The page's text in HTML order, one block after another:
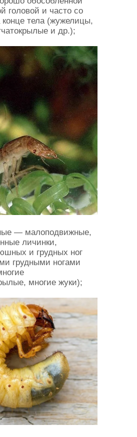
головой и часто со
тела (жужелицы,
и др.);
— малоподвижные,
личинки,
и грудных ног
грудными ногами
многие жуки);